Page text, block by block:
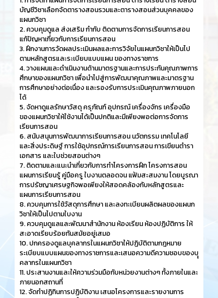
บัญชีวิชาเลือกจัดตารางสอนรวมและตารางสอนส่วนบุคคลของ
แผนกวิชา
2. ควบคุมดูแล ส่งเสริม กำกับ ติดตามการจัดการเรียนการสอน
แก้ปัญหาเกี่ยวกับการเรียนการสอน
3. ฝึกงานการวัดผลประเมินผลและการวิจัยในแผนกวิชาให้เป็นไป
ตามหลักสูตรและระเบียบแบบแผน ของทางราชการ
4. วางแผนและดำเนินงานด้านมาตรฐานและการประกันคุณภาพการ
ศึกษาของแผนกวิชา เพื่อนำไปสู่การพัฒนาคุณภาพและมาตรฐาน
การศึกษาอย่างต่อเนื่อง และรองรับการประเมินคุณภาพภายนอก
ได้
5. จัดหาดูแลรักษาวัสดุ ครุภัณฑ์ อุปกรณ์ เครื่องจักร เครื่องมือ
ของแผนกวิชาให้ใช้งานได้เป็นปกติและมีเพียงพอต่อการจัดการ
เรียนการสอน
6. สนับสนุนการพัฒนาการเรียนการสอน นวัตกรรม เทคโนโลยี
และสิ่งประดิษฐ์ การใช้อุปกรณ์การเรียนการสอน การเขียนตำรา
เอกสาร และใบช่วยสอนต่างๆ
7. ติดตามและแนะนำเกี่ยวกับการทำโครงการฝึก โครงการสอน
แผนการเรียนรู้ คู่มือครู ใบงานตลอดจน แฟ้มสะสมงาน โดยบูรณา
การปรัชญาเศรษฐกิจพอเพียงให้สอดคล้องกับหลักสูตรและ
แผนการเรียนการสอน
8. ควบคุมการใช้วัสดุการศึกษา และลงทะเบียนผลิตผลของแผนก
วิชาให้เป็นไปตามใบงาน
9. ควบคุมดูแลและพัฒนาสำนักงาน ห้องเรียน ห้องปฏิบัติการ ให้
สะอาดเรียบร้อยทันสมัยอยู่เสมอ
10. ปกครองดูแลบุคลากรในแผนกวิชาให้ปฏิบัติตามกฎหมาย
ระเบียบแบบแผนของทางราชการและเสนอความดีความชอบของบุุ
คลากรในแผนกวิชา
11. ประสานงานและให้ความร่วมมือกับหน่วยงานต่างๆ ทั้งภายในและ
ภายนอกสถานที่
12. จัดทำปฏิทินการปฏิบัติงาน เสนอโครงการและรายงานการ